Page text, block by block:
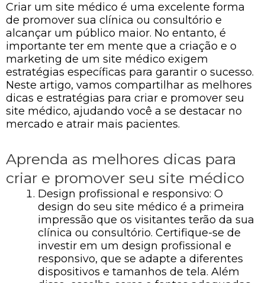
Criar um site médico é uma excelente forma
de promover sua clínica ou consultório e
alcançar um público maior. No entanto, é
importante ter em mente que a criação e o
marketing de um site médico exigem
estratégias específicas para garantir o sucesso.
Neste artigo, vamos compartilhar as melhores
dicas e estratégias para criar e promover seu
site médico, ajudando você a se destacar no
mercado e atrair mais pacientes.
Aprenda as melhores dicas para
criar e promover seu site médico
Design profissional e responsivo: O
design do seu site médico é a primeira
impressão que os visitantes terão da sua
clínica ou consultório. Certifique-se de
investir em um design profissional e
responsivo, que se adapte a diferentes
dispositivos e tamanhos de tela. Além